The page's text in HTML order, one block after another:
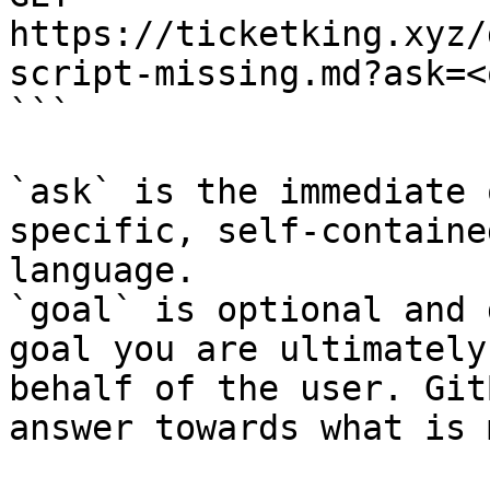
https://ticketking.xyz/
script-
```
`ask` is the
specific, self-
language.
`goal` is optional and
goal you are
behalf of the user.
answer towards what